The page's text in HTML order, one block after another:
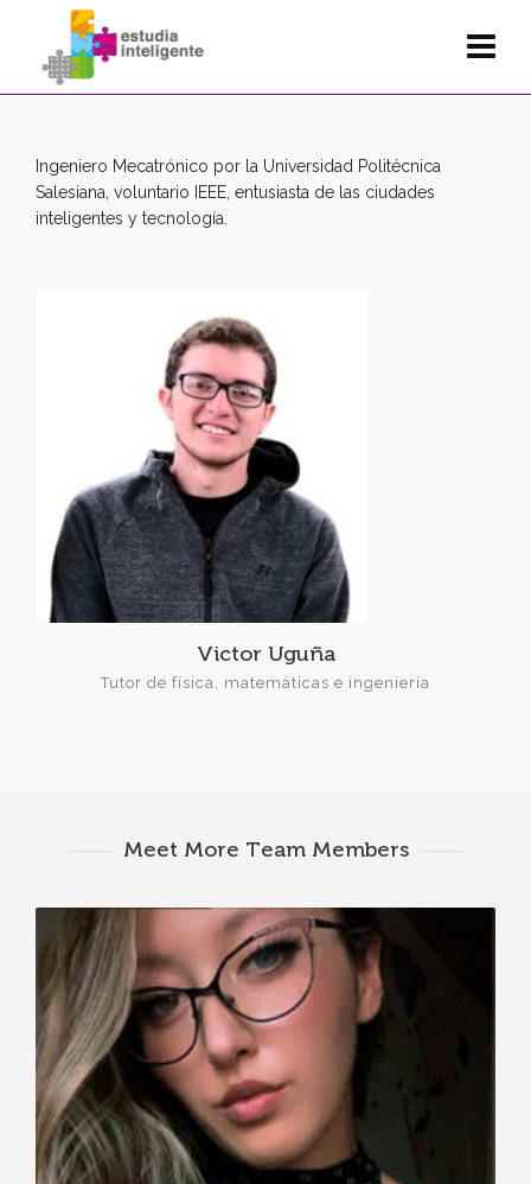
Ingeniero Mecatrónico por la Universidad Politécnica
Salesiana, voluntario IEEE, entusiasta de las ciudades
inteligentes y tecnología.
Victor Uguña
Tutor de física, matemáticas e ingeniería
Meet More Team Members